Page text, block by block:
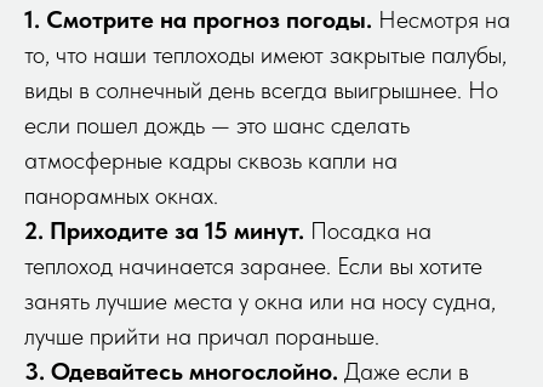
1. Смотрите на прогноз погоды. Несмотря на
то, что наши теплоходы имеют закрытые палубы,
виды в солнечный день всегда выигрышнее. Но
если пошел дождь — это шанс сделать
атмосферные кадры сквозь капли на
панорамных окнах.
2. Приходите за 15 минут. Посадка на
теплоход начинается заранее. Если вы хотите
занять лучшие места у окна или на носу судна,
лучше прийти на причал пораньше.
3. Одевайтесь многослойно. Даже если в